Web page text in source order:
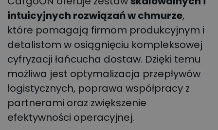
intuicyjnych rozwiązań w chmurze,
które pomagają firmom produkcyjnym i
detalistom w osiągnięciu kompleksowej
cyfryzacji łańcucha dostaw. Dzięki temu
możliwa jest optymalizacja przepływów
logistycznych, poprawa współpracy z
partnerami oraz zwiększenie
efektywności operacyjnej.